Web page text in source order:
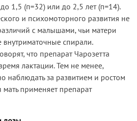
1,5 (п=32) или до 2,5 лет (п=14).
и психомоторного развития не
с малышами, чьи матери
спирали.
что препарат Чарозетта
лактации. Тем не менее,
наблюдать за развитием и ростом
мать применяет препарат